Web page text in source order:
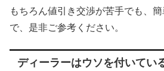
もちろん値引き交渉が苦手でも、
で、是非ご参考ください。
ディーラーはウソを付いてい